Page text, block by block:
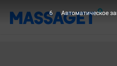
5 Автоматическое